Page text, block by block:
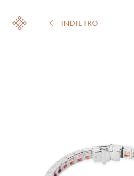
INDIETRO